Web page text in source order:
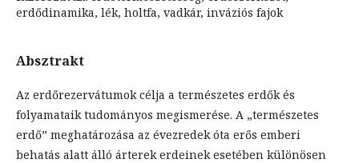
erdődinamika, lék, holtfa, vadkár, inváziós fajok
Absztrakt
Az erdőrezervátumok célja a természetes erdők és
folyamataik tudományos megismerése. A „természetes
erdő” meghatározása az évezredek óta erős emberi
behatás alatt álló árterek erdeinek esetében különösen